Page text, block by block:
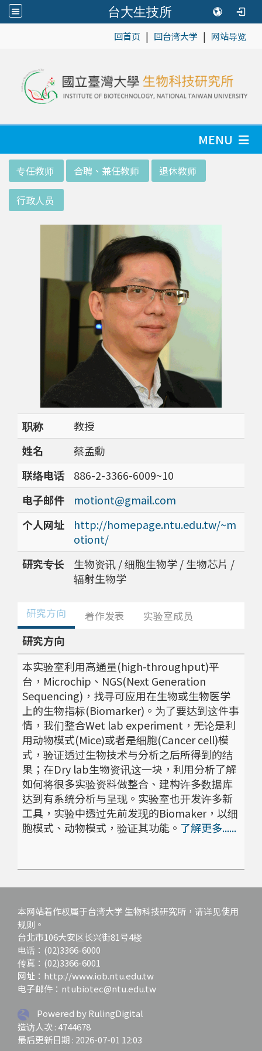
台大生技所
回首页 | 回台湾大学 | 网站导览
MENU
专任教师 合聘、兼任教师 退休教师
行政人员
职称
教授
姓名
蔡孟勳
联络电话
886-2-3366-6009~10
电子邮件
motiont@gmail.com
个人网址
http://homepage.ntu.edu.tw/~m
otiont/
研究专长
生物资讯 / 细胞生物学 / 生物芯片 /
辐射生物学
研究方向 着作发表 实验室成员
研究方向
本实验室利用高通量(high-throughput)平
台，Microchip、NGS(Next Generation
Sequencing)，找寻可应用在生物或生物医学
上的生物指标(Biomarker)。为了要达到这件事
情，我们整合Wet lab experiment，无论是利
用动物模式(Mice)或者是细胞(Cancer cell)模
式，验证透过生物技术与分析之后所得到的结
果；在Dry lab生物资讯这一块，利用分析了解
如何将很多实验资料做整合、建构许多数据库
达到有系统分析与呈现。实验室也开发许多新
工具，实验中透过先前发现的Biomaker，以细
胞模式、动物模式，验证其功能。 了解更多......
本网站着作权属于台湾大学 生物科技研究所，请详见使用
规则。
台北市106大安区长兴街81号4楼
电话：(02)3366-6000
传真：(02)3366-6001
网址：http://www.iob.ntu.edu.tw
电子邮件：ntubiotec@ntu.edu.tw
Powered by RulingDigital
造访人次 : 4744678
最后更新日期 : 2026-07-01 12:03